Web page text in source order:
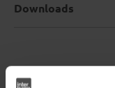
Interliving
Downloads